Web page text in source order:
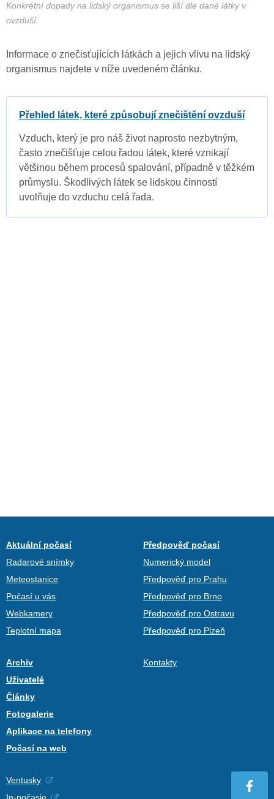
Konkrétní dopady na lidský organismus se liší dle dané látky v
ovzduší.
Informace o znečisťujících látkách a jejich vlivu na lidský
organismus najdete v níže uvedeném článku.
Přehled látek, které způsobují znečištění ovzduší
Vzduch, který je pro náš život naprosto nezbytným,
často znečišťuje celou řadou látek, které vznikají
většinou během procesů spalování, případně v těžkém
průmyslu. Škodlivých látek se lidskou činností
uvolňuje do vzduchu celá řada.
Aktuální počasí
Radarové snímky
Meteostanice
Počasí u vás
Webkamery
Teplotní mapa
Předpověď počasí
Numerický model
Předpověď pro Prahu
Předpověď pro Brno
Předpověď pro Ostravu
Předpověď pro Plzeň
Archiv
Uživatelé
Články
Fotogalerie
Aplikace na telefony
Počasí na web
Kontakty
Ventusky